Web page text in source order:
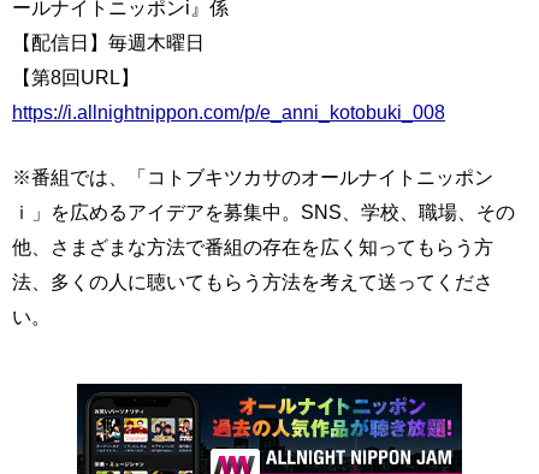
ールナイトニッポンi』係
【配信日】毎週木曜日
【第8回URL】
https://i.allnightnippon.com/p/e_anni_kotobuki_008
※番組では、「コトブキツカサのオールナイトニッポン
ｉ」を広めるアイデアを募集中。SNS、学校、職場、その
他、さまざまな方法で番組の存在を広く知ってもらう方
法、多くの人に聴いてもらう方法を考えて送ってくださ
い。